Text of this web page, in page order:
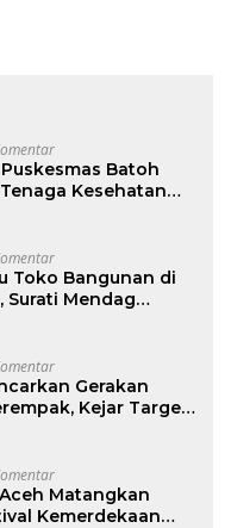
Batoh
Kesehatan
Toko Bangunan di
Surati Mendag
Gerakan
Kejar Target
Matangkan
Kemerdekaan